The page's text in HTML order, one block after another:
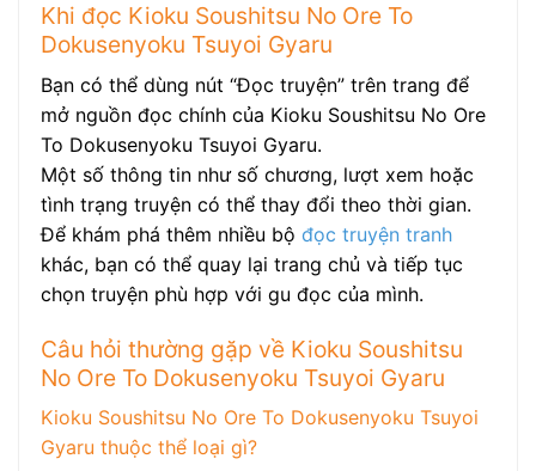
Khi đọc Kioku Soushitsu No Ore To
Dokusenyoku Tsuyoi Gyaru
Bạn có thể dùng nút “Đọc truyện” trên trang để
mở nguồn đọc chính của Kioku Soushitsu No Ore
To Dokusenyoku Tsuyoi Gyaru.
Một số thông tin như số chương, lượt xem hoặc
tình trạng truyện có thể thay đổi theo thời gian.
Để khám phá thêm nhiều bộ đọc truyện tranh
khác, bạn có thể quay lại trang chủ và tiếp tục
chọn truyện phù hợp với gu đọc của mình.
Câu hỏi thường gặp về Kioku Soushitsu
No Ore To Dokusenyoku Tsuyoi Gyaru
Kioku Soushitsu No Ore To Dokusenyoku Tsuyoi
Gyaru thuộc thể loại gì?